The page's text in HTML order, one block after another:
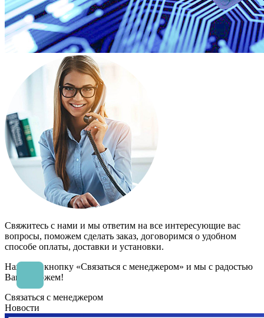
Свяжитесь с нами и мы ответим на все интересующие вас
вопросы, поможем сделать заказ, договоримся о удобном
способе оплаты, доставки и установки.
Нажмите кнопку «Связаться с менеджером» и мы с радостью
Вам поможем!
Связаться с менеджером
Новости